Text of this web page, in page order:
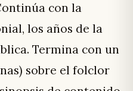
con la
los años de la
Termina con un
sobre el folclor